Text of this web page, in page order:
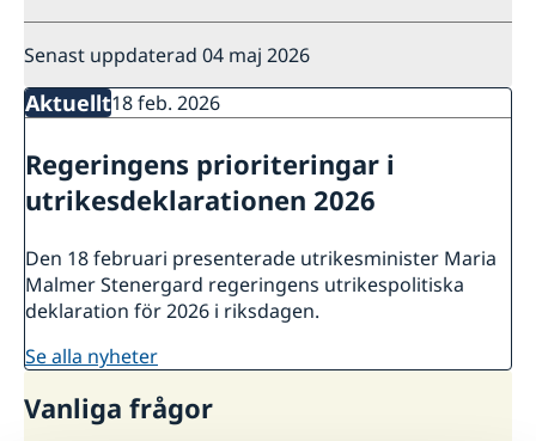
Senast uppdaterad 04 maj 2026
Aktuellt18 feb. 2026
Regeringens prioriteringar i
utrikesdeklarationen 2026
Den 18 februari presenterade utrikesminister Maria
Malmer Stenergard regeringens utrikespolitiska
deklaration för 2026 i riksdagen.
se alla nyheter
Vanliga frågor